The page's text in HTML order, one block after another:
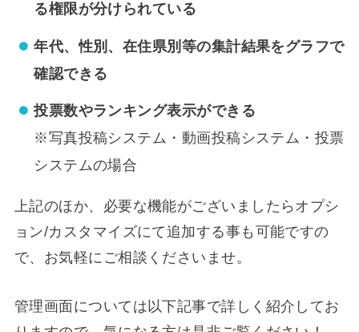
る権限が分けられている
年代、性別、在住県別等の集計結果をグラフで
確認できる
投票数やランキング表示ができる
※写真投稿システム・動画投稿システム・投票
システムの場合
上記のほか、必要な機能がございましたらオプシ
ョン/カスタマイズにて追加する事も可能ですの
で、お気軽にご相談くださいませ。
管理画面については以下記事で詳しく紹介してお